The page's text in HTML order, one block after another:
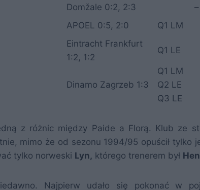
Domžale 0:2, 2:3 –
APOEL 0:5, 2:0 Q1 LM
Eintracht Frankfurt
1:2, 1:2
Q1 LE
Dinamo Zagrzeb 1:3
Q1 LM
Q2 LE
Q3 LE
z różnic między Paide a Florą. Klub ze
mimo że od sezonu 1994/95 opuścił tylko
tylko norweski Lyn, którego trenerem był
Najpierw udało się pokonać w